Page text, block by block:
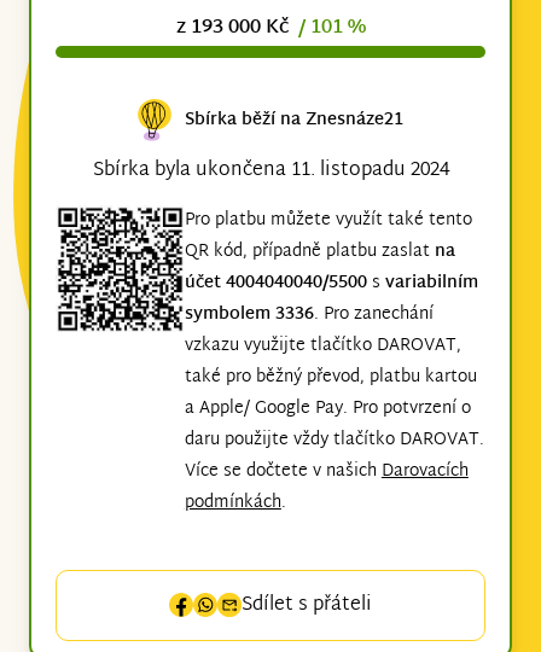
z 193 000 Kč / 101 %
Sbírka běží na Znesnáze21
Sbírka byla ukončena 11. listopadu 2024
Pro platbu můžete využít také tento
QR kód, případně platbu zaslat na
účet 4004040040/5500 s variabilním
symbolem 3336. Pro zanechání
vzkazu využijte tlačítko DAROVAT,
také pro běžný převod, platbu kartou
a Apple/ Google Pay. Pro potvrzení o
daru použijte vždy tlačítko DAROVAT.
Více se dočtete v našichDarovacích
podmínkách.
Sdílet s přáteli